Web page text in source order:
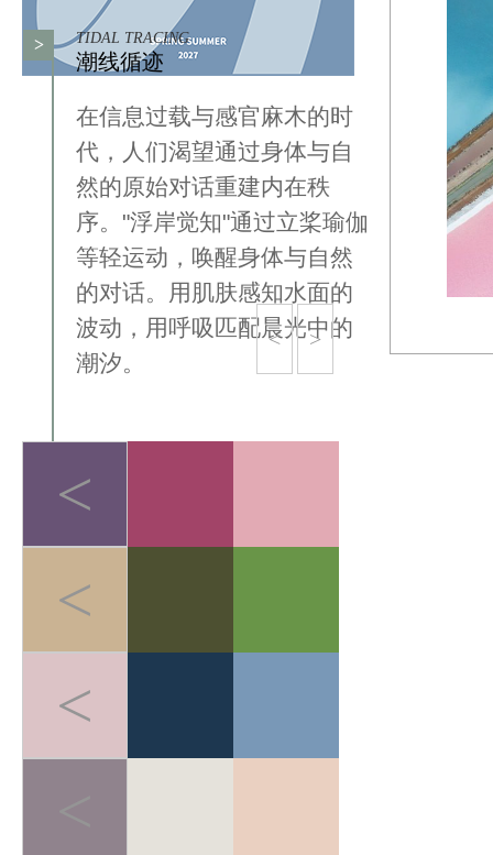
< >
> TIDAL TRACING
潮线循迹
在信息过载与感官麻木的时
代，人们渴望通过身体与自
然的原始对话重建内在秩
序。"浮岸觉知"通过立桨瑜伽
等轻运动，唤醒身体与自然
的对话。用肌肤感知水面的
波动，用呼吸匹配晨光中的
潮汐。
<
<
<